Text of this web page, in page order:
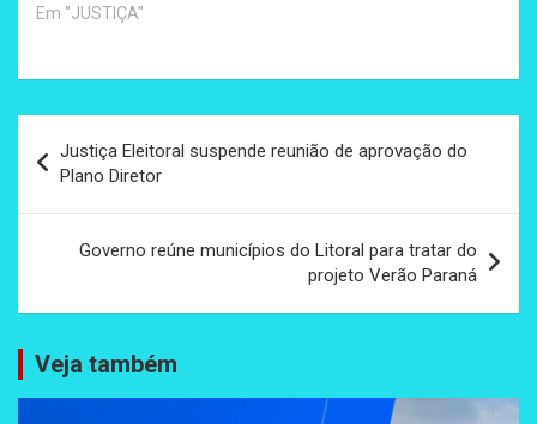
Em "JUSTIÇA"
de
Post
Justiça Eleitoral suspende reunião de aprovação do
Plano Diretor
Governo reúne municípios do Litoral para tratar do
projeto Verão Paraná
Veja também